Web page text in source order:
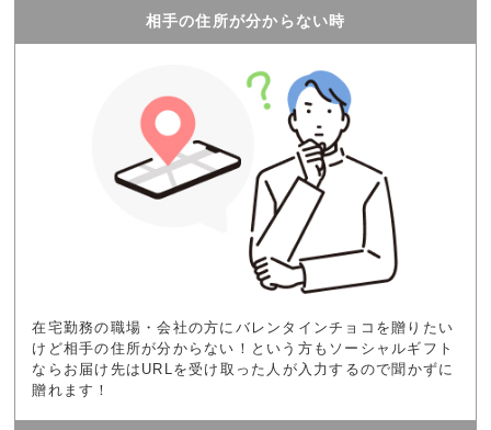
相手の住所が分からない時
在宅勤務の職場・会社の方にバレンタインチョコを贈りたい
けど相手の住所が分からない！という方もソーシャルギフト
ならお届け先はURLを受け取った人が入力するので聞かずに
贈れます！